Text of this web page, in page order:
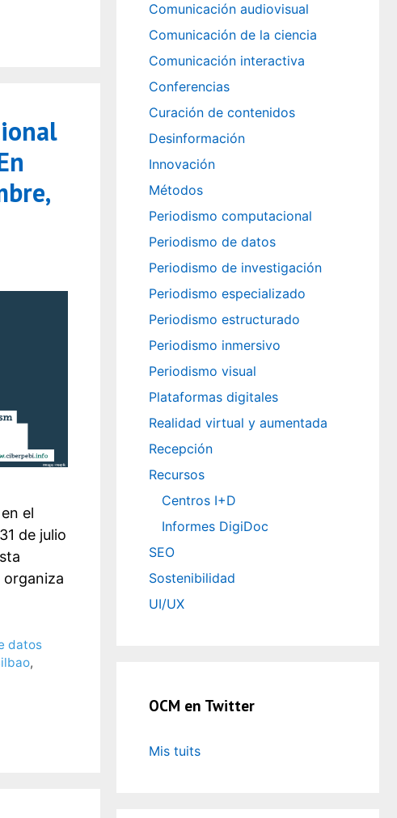
el
de julio
datos
,
Comunicación audiovisual
Comunicación de la ciencia
Comunicación interactiva
Conferencias
Curación de contenidos
Desinformación
Innovación
Métodos
Periodismo computacional
Periodismo de datos
Periodismo de investigación
Periodismo especializado
Periodismo estructurado
Periodismo inmersivo
Periodismo visual
Plataformas digitales
Realidad virtual y aumentada
Recepción
Recursos
Centros I+D
Informes DigiDoc
SEO
Sostenibilidad
UI/UX
OCM en Twitter
Mis tuits